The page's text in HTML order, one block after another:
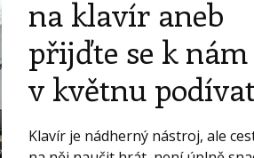
na klavír aneb
přijďte se k nám
v květnu
Klavír je nádherný nástroj, ale